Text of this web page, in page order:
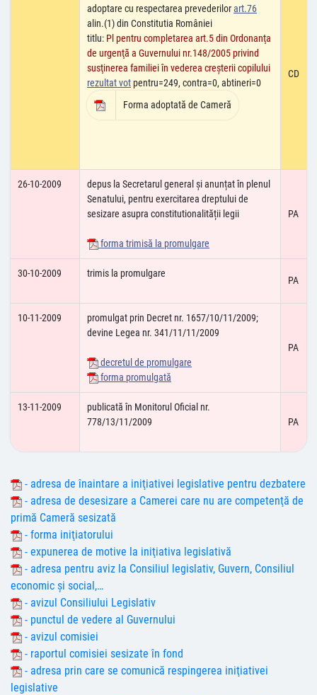
adoptare cu respectarea prevederilorart.76
alin.(1) din Constitutia României
titlu: Pl pentru completarea art.5 din Ordonanţa
de urgenţă a Guvernului nr.148/2005 privind
susţinerea familiei în vederea creşterii copilului
rezultat vot pentru=249, contra=0, abtineri=0
Forma adoptată de Cameră
CD
26-10-2009
depus la Secretarul general și anunțat în plenul
Senatului, pentru exercitarea dreptului de
sesizare asupra constitutionalității legii
forma trimisă la promulgare
PA
30-10-2009 trimis la promulgare
PA
10-11-2009
promulgat prin Decret nr. 1657/10/11/2009;
devine Legea nr. 341/11/11/2009
decretul de promulgare
forma promulgată
PA
13-11-2009
publicată în Monitorul Oficial nr.
778/13/11/2009
PA
- adresa de înaintare a iniţiativei legislative pentru dezbatere
- adresa de desesizare a Camerei care nu are competenţă de
primă Cameră sesizată
- forma iniţiatorului
- expunerea de motive la iniţiativa legislativă
- adresa pentru aviz la Consiliul legislativ, Guvern, Consiliul
economic şi social,…
- avizul Consiliului Legislativ
- punctul de vedere al Guvernului
- avizul comisiei
- raportul comisiei sesizate în fond
- adresa prin care se comunică respingerea iniţiativei
legislative